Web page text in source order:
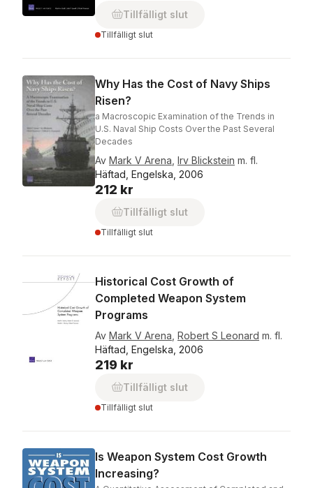
Tillfälligt slut
Tillfälligt slut
Why Has the Cost of Navy Ships
Risen?
a Macroscopic Examination of the Trends in
U.S. Naval Ship Costs Over the Past Several
Decades
Av Mark V Arena Irv Blickstein m. fl.
Häftad, Engelska, 2006
212 kr
Tillfälligt slut
Tillfälligt slut
Historical Cost Growth of
Completed Weapon System
Programs
Av Mark V Arena Robert S Leonard m. fl.
Häftad, Engelska, 2006
219 kr
Tillfälligt slut
Tillfälligt slut
Is Weapon System Cost Growth
Increasing?